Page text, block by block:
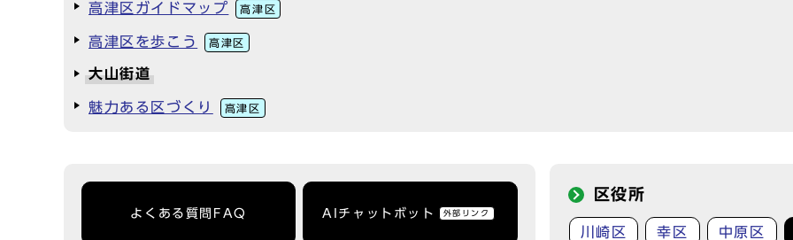
高津区ガイドマップ 高津区
高津区を歩こう 高津区
大山街道
魅力ある区づくり 高津区
よくある質問FAQ AIチャットボット 外部リンク
区役所
川崎区 幸区 中原区